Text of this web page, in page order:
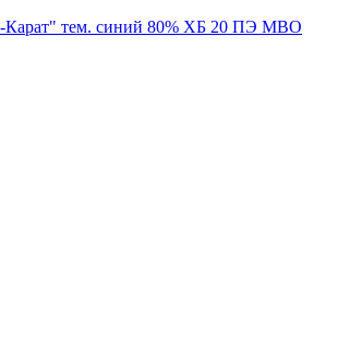
тем. синий 80% ХБ 20 ПЭ МВО